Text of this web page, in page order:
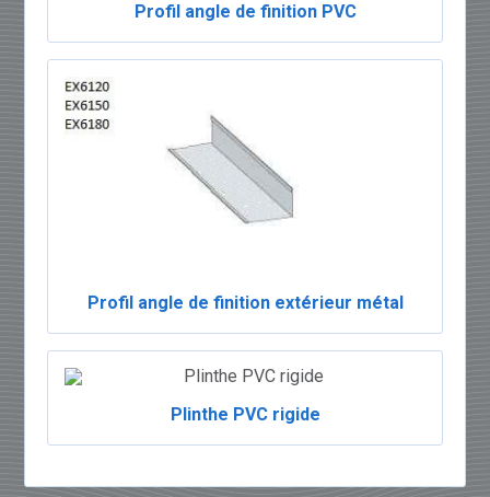
Profil angle de finition PVC
Profil angle de finition extérieur métal
Plinthe PVC rigide